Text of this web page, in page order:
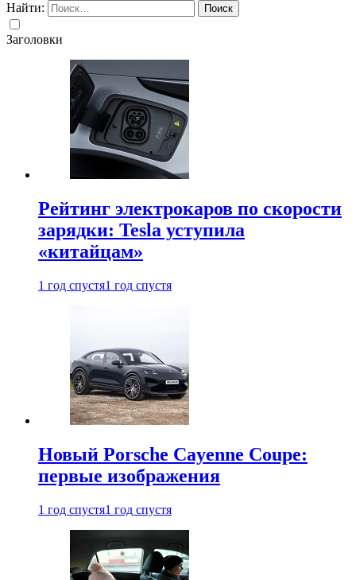
Найти:
Заголовки
Рейтинг электрокаров по скорости
зарядки: Tesla уступила
«китайцам»
1 год спустя1 год спустя
Новый Porsche Cayenne Coupe:
первые изображения
1 год спустя1 год спустя